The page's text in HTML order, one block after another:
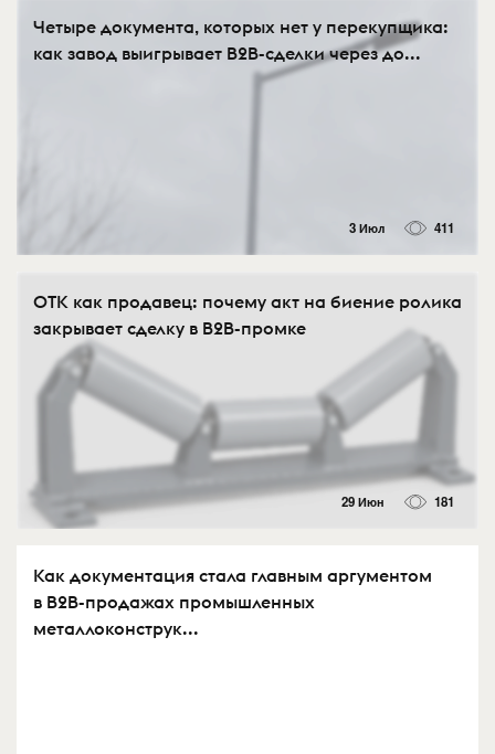
Четыре документа, которых нет у перекупщика:
как завод выигрывает B2B-сделки через до...
3 Июл 411
ОТК как продавец: почему акт на биение ролика
закрывает сделку в B2B-промке
29 Июн 181
Как документация стала главным аргументом
в B2B-продажах промышленных
металлоконструк...